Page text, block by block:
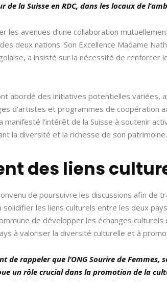
de la Suisse en RDC, dans les locaux de
les avenues d’une collaboration
deux nations. Son Excellence Madame
a insisté sur la nécessité de renforcer
abordé des initiatives potentielles variées,
d’artistes et programmes de coopération
manifesté l’intérêt de la Suisse à soutenir
la diversité et la richesse de son patrimoine.
des liens
de poursuivre les discussions afin de
solidifier les liens culturels entre les deux
de développer les échanges culturels
à valoriser la diversité culturelle et à
de rappeler que l’ONG Sourire de Femmes,
un rôle crucial dans la promotion de la